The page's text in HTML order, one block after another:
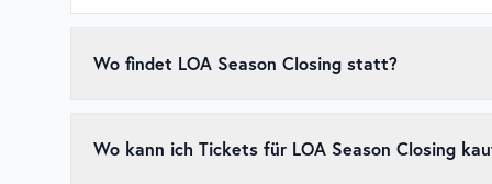
Wo findet LOA Season Closing statt?
Wo kann ich Tickets für LOA Season Closing